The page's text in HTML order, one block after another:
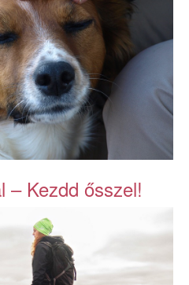
– Kezdd ősszel!